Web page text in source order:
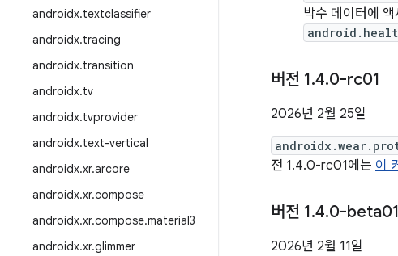
androidx.textclassifier
androidx.tracing
androidx.transition
androidx.tv
androidx.tvprovider
androidx.text-vertical
androidx.xr.arcore
androidx.xr.compose
androidx.xr.compose.material3
androidx.xr.glimmer
박수 데이터에
버전 1.4.0-rc01
2026년 2월 25일
전 1.4.0-rc01에는 이
버전 1.4.0-beta01
2026년 2월 11일